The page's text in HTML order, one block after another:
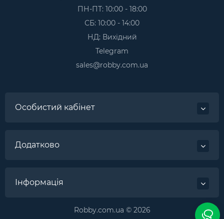
ПН-ПТ: 10:00 - 18:00
СБ: 10:00 - 14:00
НД: Вихідний
Telegram
sales@robby.com.ua
Особистий кабінет
Додатково
Інформація
Robby.com.ua © 2026